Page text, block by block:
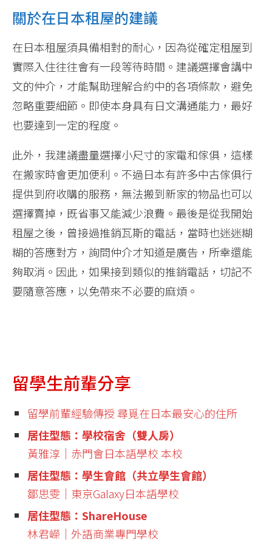
關於在日本租屋的建議
在日本租屋須具備相對的耐心，因為從確定租屋到
實際入住往往會有一段等待時間。建議選擇會講中
文的仲介，才能幫助理解合約中的各項條款，避免
忽略重要細節。即使本身具有日文溝通能力，最好
也要達到一定的程度。
此外，我建議盡量選擇小尺寸的家電和傢俱，這樣
在搬家時會更加便利。不過日本有許多中古傢俱行
提供到府收購的服務，無法搬到新家的物品也可以
選擇賣掉，既省事又能減少浪費。最後是從我開始
租屋之後，曾接過推銷瓦斯的電話，當時也迷迷糊
糊的答應對方，詢問仲介才知道是廣告，所幸還能
夠取消。因此，如果接到類似的推銷電話，切記不
要隨意答應，以免帶來不必要的麻煩。
留學生前輩分享
留學前輩經驗傳授 尋覓在日本最安心的住所
居住型態：學校宿舍（雙人房）
黃雅淳│赤門會日本語學校 本校
居住型態：學生會館（共立學生會館）
鄒思雯│東京Galaxy日本語學校
居住型態：ShareHouse
林君嶸│外語商業專門學校